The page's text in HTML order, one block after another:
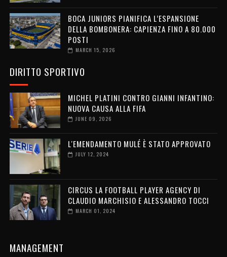
BOCA JUNIORS PIANIFICA L’ESPANSIONE
DELLA BOMBONERA: CAPIENZA FINO A 80.000
POSTI
MARCH 15, 2026
DIRITTO SPORTIVO
MICHEL PLATINI CONTRO GIANNI INFANTINO:
NUOVA CAUSA ALLA FIFA
JUNE 09, 2026
L'EMENDAMENTO MULÉ È STATO APPROVATO
JULY 12, 2024
CIRCUS LA FOOTBALL PLAYER AGENCY DI
CLAUDIO MARCHISIO E ALESSANDRO TOCCI
MARCH 01, 2024
MANAGEMENT